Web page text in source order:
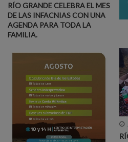
RÍO GRANDE CELEBRA EL MES
DE LAS INFACNIAS CON UNA
AGENDA PARA TODA LA
FAMILIA.